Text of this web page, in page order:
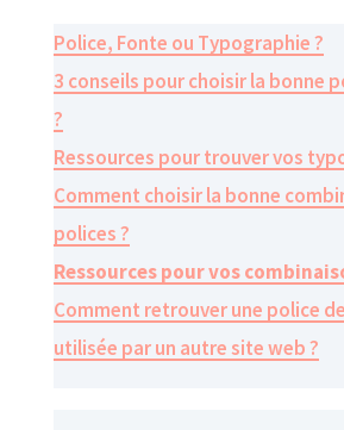
Police, Fonte ou Typographie ?
3 conseils pour choisir la bonne
?
Ressources pour trouver vos
Comment choisir la bonne
polices ?
Ressources pour vos
Comment retrouver une police
utilisée par un autre site web ?